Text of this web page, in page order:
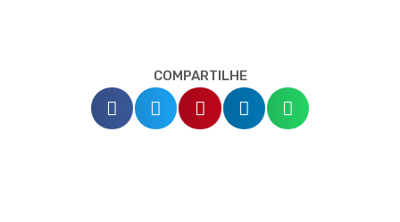
COMPARTILHE